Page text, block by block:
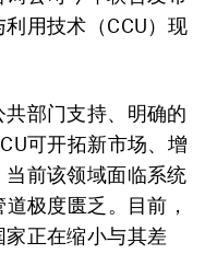
用技术（CCU）现
部门支持、明确的
可开拓新市场、增
前该领域面临系统
极度匮乏。目前，
正在缩小与其差